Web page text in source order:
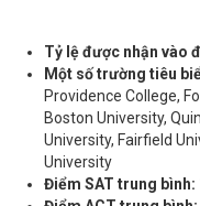
Tỷ lệ được nhận vào
Một số trường tiêu
Providence College,
Boston University,
University, Fairfield
University
Điểm SAT trung bình: